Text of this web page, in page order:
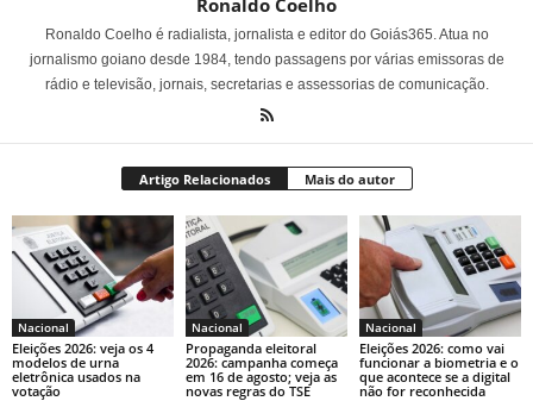
Ronaldo Coelho
Ronaldo Coelho é radialista, jornalista e editor do Goiás365. Atua no
jornalismo goiano desde 1984, tendo passagens por várias emissoras de
rádio e televisão, jornais, secretarias e assessorias de comunicação.
Artigo Relacionados Mais do autor
Nacional
Eleições 2026: veja os 4
modelos de urna
eletrônica usados na
votação
Nacional
Propaganda eleitoral
2026: campanha começa
em 16 de agosto; veja as
novas regras do TSE
Nacional
Eleições 2026: como vai
funcionar a biometria e o
que acontece se a digital
não for reconhecida